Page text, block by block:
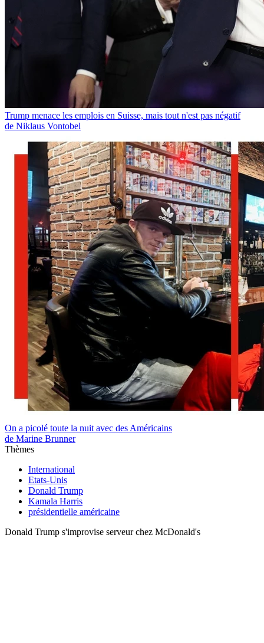
Trump menace les emplois en Suisse, mais tout n'est pas négatif
de Niklaus Vontobel
On a picolé toute la nuit avec des Américains
de Marine Brunner
Thèmes
International
Etats-Unis
Donald Trump
Kamala Harris
présidentielle américaine
Donald Trump s'improvise serveur chez McDonald's